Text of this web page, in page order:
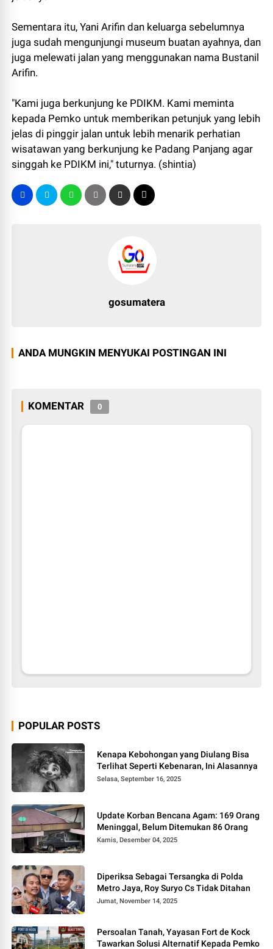
Sementara itu, Yani Arifin dan keluarga sebelumnya
juga sudah mengunjungi museum buatan ayahnya, dan
juga melewati jalan yang menggunakan nama Bustanil
Arifin.
"Kami juga berkunjung ke PDIKM. Kami meminta
kepada Pemko untuk memberikan petunjuk yang lebih
jelas di pinggir jalan untuk lebih menarik perhatian
wisatawan yang berkunjung ke Padang Panjang agar
singgah ke PDIKM ini," tuturnya. (shintia)
gosumatera
ANDA MUNGKIN MENYUKAI POSTINGAN INI
KOMENTAR 0
POPULAR POSTS
Kenapa Kebohongan yang Diulang Bisa
Terlihat Seperti Kebenaran, Ini Alasannya
Selasa, September 16, 2025
Update Korban Bencana Agam: 169 Orang
Meninggal, Belum Ditemukan 86 Orang
Kamis, Desember 04, 2025
Diperiksa Sebagai Tersangka di Polda
Metro Jaya, Roy Suryo Cs Tidak Ditahan
Jumat, November 14, 2025
Persoalan Tanah, Yayasan Fort de Kock
Tawarkan Solusi Alternatif Kepada Pemko